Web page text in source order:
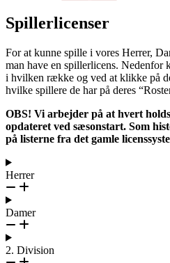
Spillerlicenser
For at kunne spille i vores Herrer,
man have en spillerlicens. Nedenfor
i hvilken række og ved at klikke på
hvilke spillere de har på deres
OBS! Vi arbejder på at hvert
opdateret ved sæsonstart. Som
på listerne fra det gamle
Herrer
Damer
2. Division